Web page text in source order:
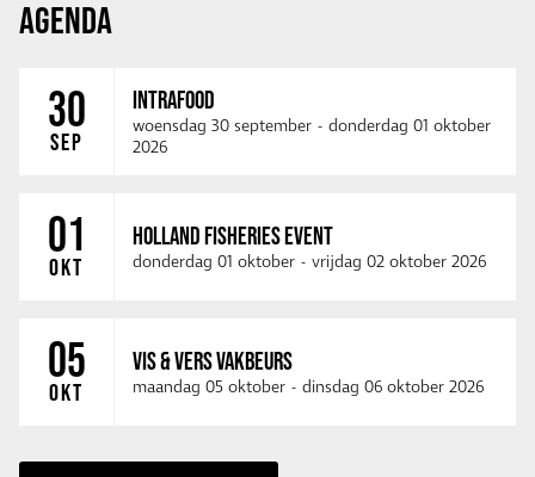
AGENDA
30
SEP
INTRAFOOD
woensdag 30 september - donderdag 01 oktober
2026
01
OKT
HOLLAND FISHERIES EVENT
donderdag 01 oktober - vrijdag 02 oktober 2026
05
OKT
VIS & VERS VAKBEURS
maandag 05 oktober - dinsdag 06 oktober 2026